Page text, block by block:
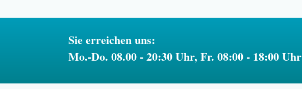
Sie erreichen uns:
Mo.-Do. 08.00 - 20:30 Uhr, Fr. 08:00 - 18:00 Uhr